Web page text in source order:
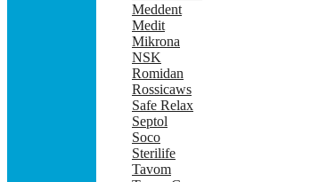
Meddent
Medit
Mikrona
NSK
Romidan
Rossicaws
Safe Relax
Septol
Soco
Sterilife
Tavom